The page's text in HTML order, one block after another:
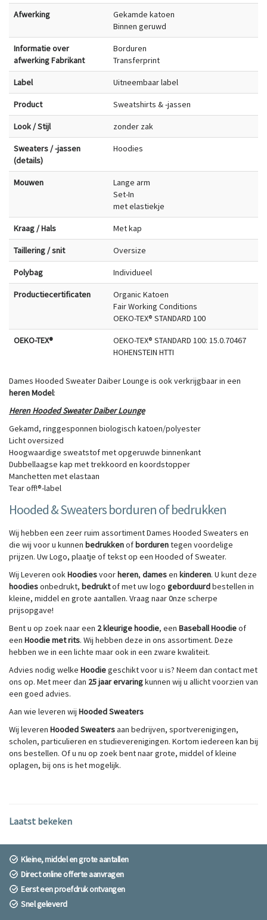
Afwerking
Gekamde katoen
Binnen geruwd
Informatie over
afwerking Fabrikant
Borduren
Transferprint
Label Uitneembaar label
Product Sweatshirts & -jassen
Look / Stijl zonder zak
Sweaters / -jassen
(details)
Hoodies
Mouwen
Lange arm
Set-In
met elastiekje
Kraag / Hals Met kap
Taillering / snit Oversize
Polybag Individueel
Productiecertificaten
Organic Katoen
Fair Working Conditions
OEKO-TEX® STANDARD 100
OEKO-TEX®
OEKO-TEX® STANDARD 100: 15.0.70467
HOHENSTEIN HTTI
Dames Hooded Sweater Daiber Lounge is ook verkrijgbaar in een
heren Model:
Heren Hooded Sweater Daiber Lounge
Gekamd, ringgesponnen biologisch katoen/polyester
Licht oversized
Hoogwaardige sweatstof met opgeruwde binnenkant
Dubbellaagse kap met trekkoord en koordstopper
Manchetten met elastaan
Tear off!®-label
Hooded & Sweaters borduren of bedrukken
Wij hebben een zeer ruim assortiment Dames Hooded Sweaters en
die wij voor u kunnen bedrukkenofbordurentegen voordelige
prijzen. Uw Logo, plaatje of tekst op een Hooded of Sweater.
Wij Leveren ook Hoodiesvoorheren, damesen kinderen. U kunt deze
hoodiesonbedrukt, bedruktof met uw logo geborduurdbestellen in
kleine, middel en grote aantallen. Vraag naar 0nze scherpe
prijsopgave!
Bent u op zoek naar een 2 kleurige hoodie, een Baseball Hoodieof
een Hoodie met rits. Wij hebben deze in ons assortiment. Deze
hebben we in een lichte maar ook in een zware kwaliteit.
Advies nodig welke Hoodiegeschikt voor u is? Neem dan contact met
ons op. Met meer dan 25 jaar ervaringkunnen wij u allicht voorzien van
een goed advies.
Aan wie leveren wij Hooded Sweaters
Wij leveren Hooded Sweatersaan bedrijven, sportverenigingen,
scholen, particulieren en studieverenigingen. Kortom iedereen kan bij
ons bestellen. Of u nu op zoek bent naar grote, middel of kleine
oplagen, bij ons is het mogelijk.
Laatst bekeken
Kleine, middel en grote aantallen
Direct online offerte aanvragen
Eerst een proefdruk ontvangen
Snel geleverd